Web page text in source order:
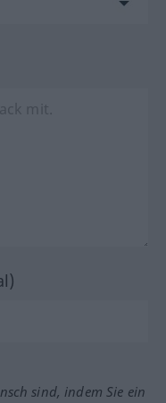
sind, indem Sie ein